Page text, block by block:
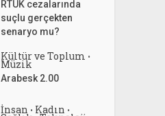
RTÜK cezalarında
suçlu gerçekten
senaryo mu?
Kültür ve Toplum •
Müzik
Arabesk 2.00
İnsan • Kadın •